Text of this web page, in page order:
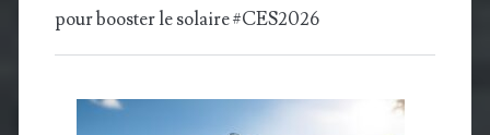
pour booster le solaire #CES2026